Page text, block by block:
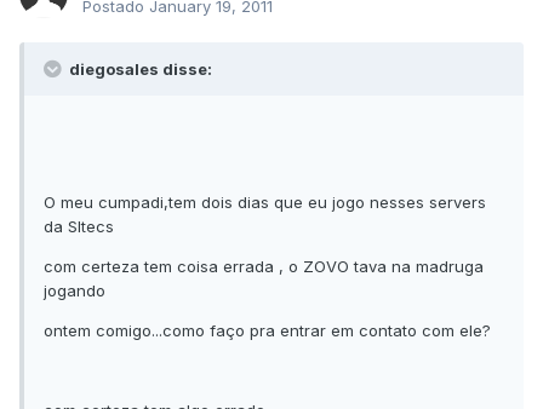
Postado January 19, 2011
diegosales disse:
O meu cumpadi,tem dois dias que eu jogo nesses servers
da SItecs
com certeza tem coisa errada , o ZOVO tava na madruga
jogando
ontem comigo...como faço pra entrar em contato com ele?